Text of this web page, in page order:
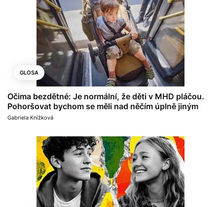
GLOSA
Očima bezdětné: Je normální, že děti v MHD pláčou.
Pohoršovat bychom se měli nad něčím úplně jiným
Gabriela Knížková